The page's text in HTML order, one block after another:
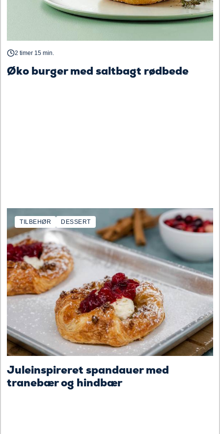
2 timer 15 min.
Øko burger med saltbagt rødbede
TILBEHØR DESSERT
Juleinspireret spandauer med
tranebær og hindbær